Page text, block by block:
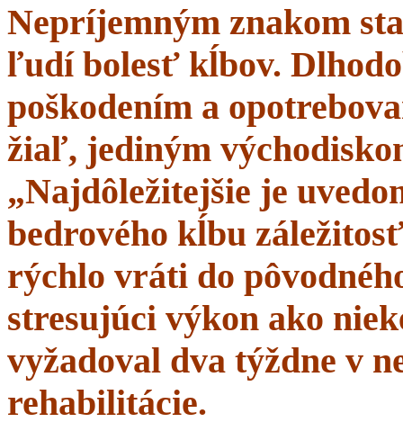
Nepríjemným znakom
ľudí bolesť kĺbov.
poškodením a
žiaľ, jediným
„Najdôležitejšie je
bedrového kĺbu
rýchlo vráti do
stresujúci výkon ako
vyžadoval dva týždne v
rehabilitácie.